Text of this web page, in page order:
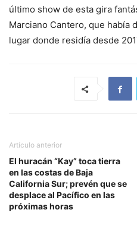
último show de esta gira
Marciano Cantero, que había
lugar donde residía desde
Artículo anterior
El huracán “Kay” toca tierra
en las costas de Baja
California Sur; prevén que se
desplace al Pacífico en las
próximas horas